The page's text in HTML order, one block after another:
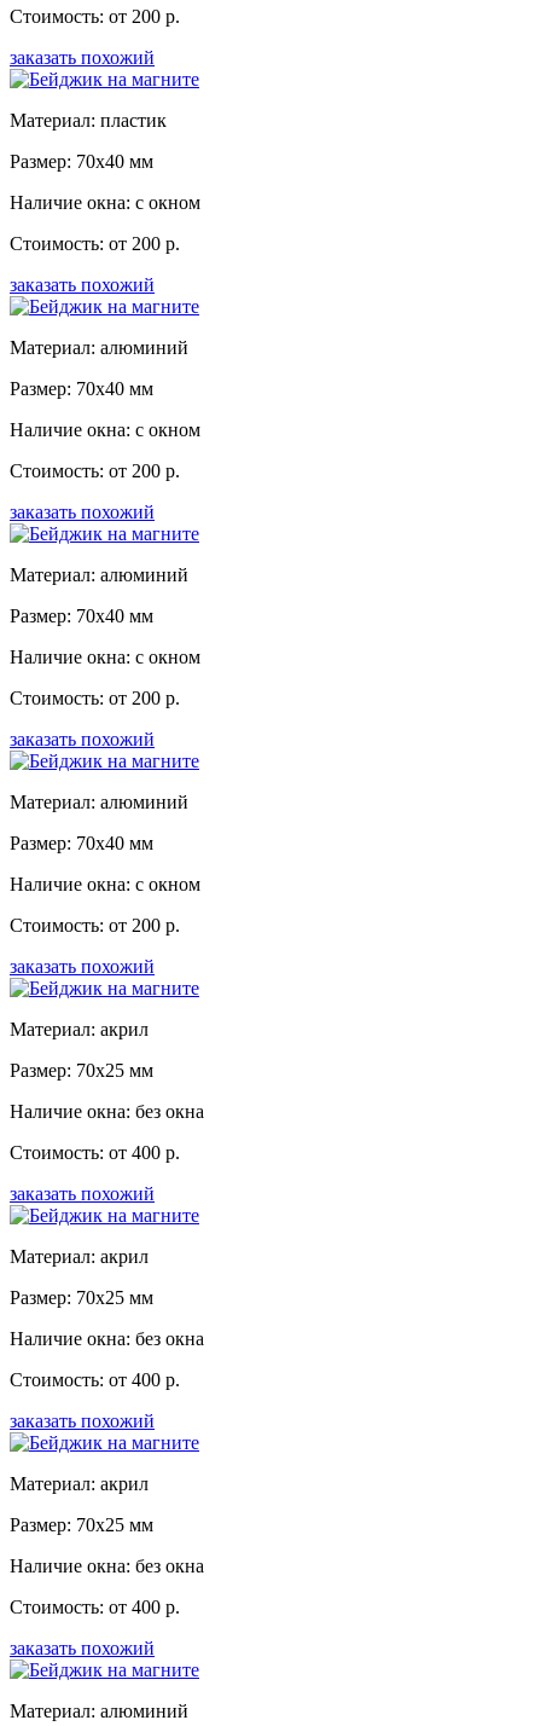
Стоимость: от 200 р.
заказать похожий
Материал: пластик
Размер: 70x40 мм
Наличие окна: с окном
Стоимость: от 200 р.
заказать похожий
Материал: алюминий
Размер: 70x40 мм
Наличие окна: с окном
Стоимость: от 200 р.
заказать похожий
Материал: алюминий
Размер: 70x40 мм
Наличие окна: с окном
Стоимость: от 200 р.
заказать похожий
Материал: алюминий
Размер: 70x40 мм
Наличие окна: с окном
Стоимость: от 200 р.
заказать похожий
Материал: акрил
Размер: 70x25 мм
Наличие окна: без окна
Стоимость: от 400 р.
заказать похожий
Материал: акрил
Размер: 70x25 мм
Наличие окна: без окна
Стоимость: от 400 р.
заказать похожий
Материал: акрил
Размер: 70x25 мм
Наличие окна: без окна
Стоимость: от 400 р.
заказать похожий
Материал: алюминий